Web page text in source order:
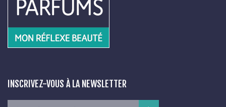
INSCRIVEZ-VOUS À LA NEWSLETTER